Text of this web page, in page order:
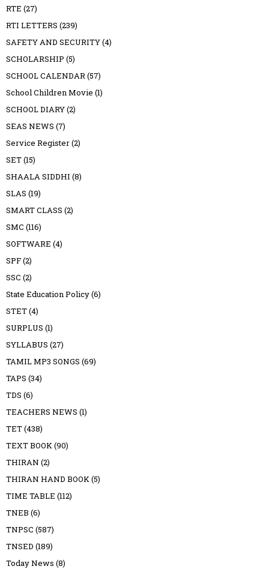
RTE (27)
RTI LETTERS (239)
SAFETY AND SECURITY(4)
SCHOLARSHIP (5)
SCHOOL CALENDAR(57)
School Children Movie (1)
SCHOOL DIARY(2)
SEAS NEWS (7)
Service Register(2)
SET(15)
SHAALA SIDDHI (8)
SLAS (19)
SMART CLASS (2)
SMC (116)
SOFTWARE (4)
SPF(2)
SSC (2)
State Education Policy(6)
STET(4)
SURPLUS (1)
SYLLABUS (27)
TAMIL MP3 SONGS (69)
TAPS (34)
TDS (6)
TEACHERS NEWS (1)
TET(438)
TEXT BOOK(90)
THIRAN (2)
THIRAN HAND BOOK(5)
TIME TABLE (112)
TNEB (6)
TNPSC (587)
TNSED (189)
Today News (8)